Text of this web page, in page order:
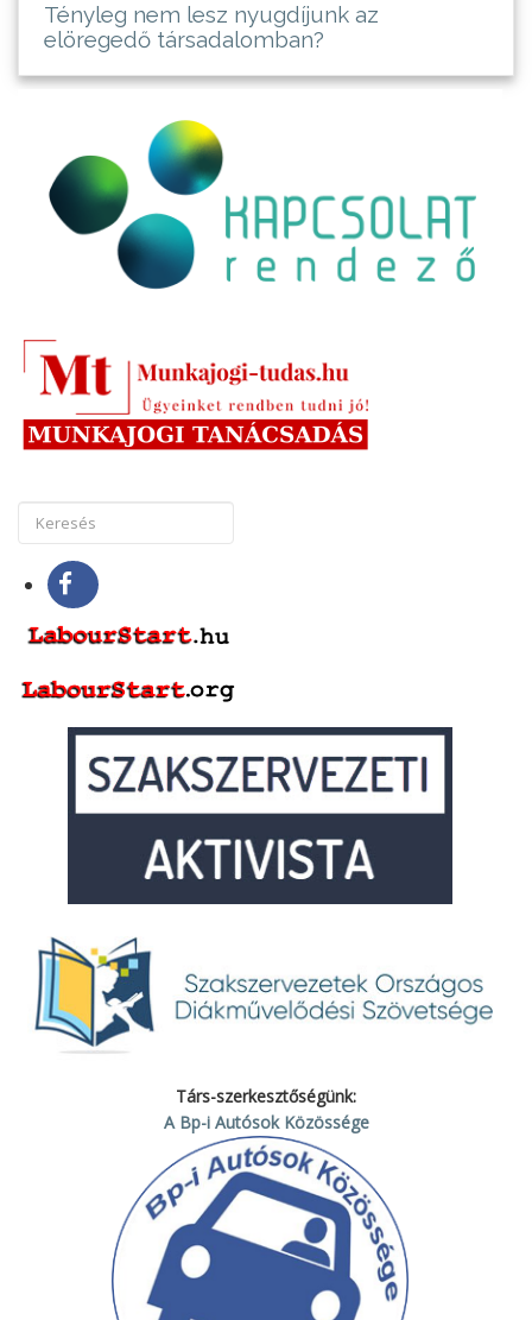
Tényleg nem lesz nyugdíjunk az
elöregedő társadalomban?
Társ-szerkesztőségünk:
A Bp-i Autósok Közössége